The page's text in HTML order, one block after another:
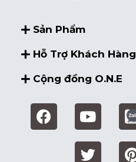
Sản Phẩm
Hỗ Trợ Khách Hàng
Cộng đồng O.N.E